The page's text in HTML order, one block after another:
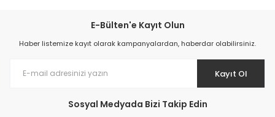
E-Bülten'e Kayıt Olun
Haber listemize kayıt olarak kampanyalardan, haberdar olabilirsiniz.
Kayıt Ol
Sosyal Medyada Bizi Takip Edin